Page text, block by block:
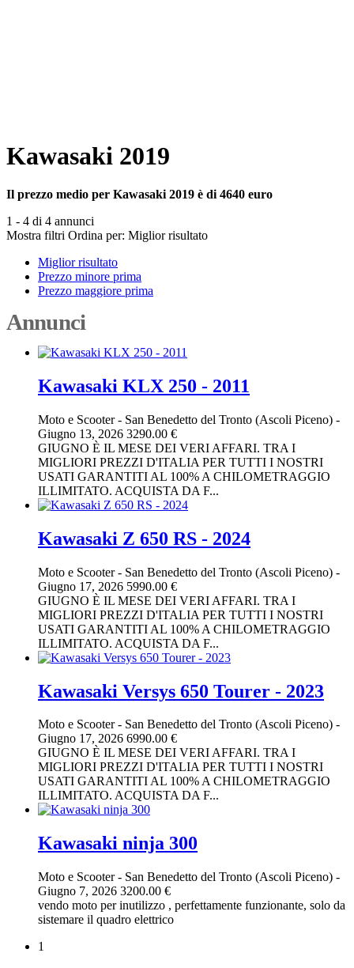
Kawasaki 2019
Il prezzo medio per Kawasaki 2019 è di 4640 euro
1 - 4 di 4 annunci
Mostra filtri Ordina per: Miglior risultato
Miglior risultato
Prezzo minore prima
Prezzo maggiore prima
Annunci
Kawasaki KLX 250 - 2011
Moto e Scooter- San Benedetto del Tronto (Ascoli Piceno) -
Giugno 13, 2026 3290.00 €
GIUGNO È IL MESE DEI VERI AFFARI. TRA I
MIGLIORI PREZZI D'ITALIA PER TUTTI I NOSTRI
USATI GARANTITI AL 100% A CHILOMETRAGGIO
ILLIMITATO. ACQUISTA DA F...
Kawasaki Z 650 RS - 2024
Moto e Scooter- San Benedetto del Tronto (Ascoli Piceno) -
Giugno 17, 2026 5990.00 €
GIUGNO È IL MESE DEI VERI AFFARI. TRA I
MIGLIORI PREZZI D'ITALIA PER TUTTI I NOSTRI
USATI GARANTITI AL 100% A CHILOMETRAGGIO
ILLIMITATO. ACQUISTA DA F...
Kawasaki Versys 650 Tourer - 2023
Moto e Scooter- San Benedetto del Tronto (Ascoli Piceno) -
Giugno 17, 2026 6990.00 €
GIUGNO È IL MESE DEI VERI AFFARI. TRA I
MIGLIORI PREZZI D'ITALIA PER TUTTI I NOSTRI
USATI GARANTITI AL 100% A CHILOMETRAGGIO
ILLIMITATO. ACQUISTA DA F...
Kawasaki ninja 300
Moto e Scooter- San Benedetto del Tronto (Ascoli Piceno) -
Giugno 7, 2026 3200.00 €
vendo moto per inutilizzo , perfettamente funzionante, solo da
sistemare il quadro elettrico
1